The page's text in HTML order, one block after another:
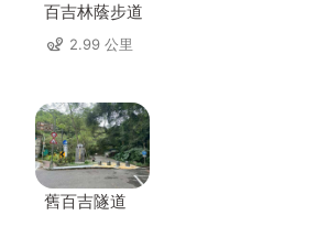
百吉林蔭步道
2.99 公里
舊百吉隧道